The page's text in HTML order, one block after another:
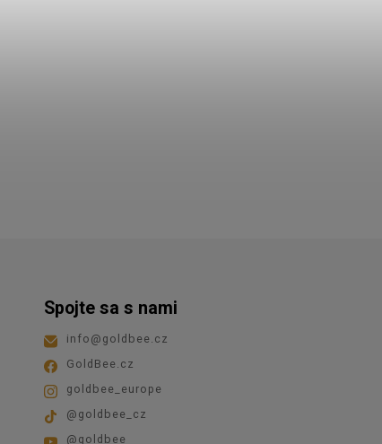
Spojte sa s nami
info @ goldbee.cz
GoldBee.cz
goldbee_europe
@goldbee_cz
@goldbee